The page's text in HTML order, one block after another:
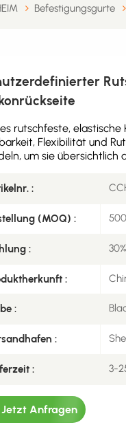
Befestigungsgurte
rutschfeste,
Flexibilität und
um sie übersichtlich
:
(MOQ) :
:
:
:
:
: 3-
Jetzt Anfragen